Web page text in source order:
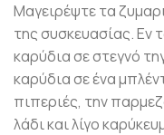
Μαγειρέψτε τα
της συσκευασίας. Εν
καρύδια σε στεγνό
καρύδια σε ένα
πιπεριές, την
λάδι και λίγο